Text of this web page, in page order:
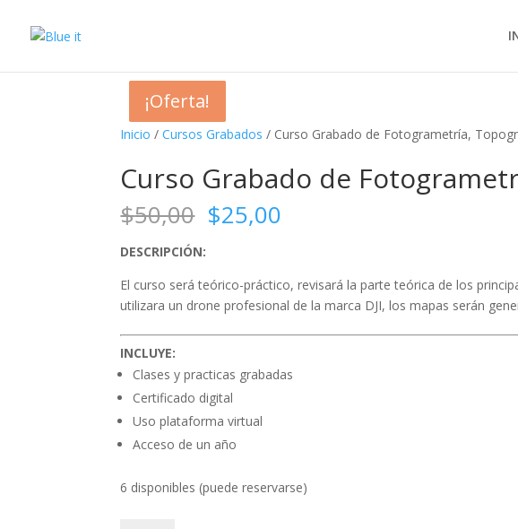
Inicio /Cursos Grabados / Curso Grabado de Fotogrametría,
¡Oferta!
Curso Grabado de
$50,00 El
precio
era:
$50,00.
$25,00
es:
$25,00.
DESCRIPCIÓN:
El curso será teórico-práctico, revisará la parte teórica de los
utilizara un drone profesional de la marca DJI, los mapas serán
INCLUYE:
Clases y practicas grabadas
Certificado digital
Uso plataforma virtual
Acceso de un año
6 disponibles (puede reservarse)
¡Oferta!
¡Oferta!
¡Oferta!